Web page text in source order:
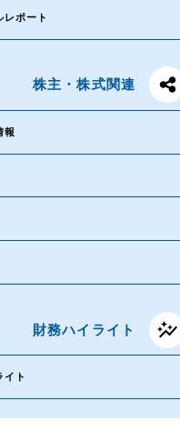
レポート
株主・株式関連
報
財務ハイライト auto_graph
イト